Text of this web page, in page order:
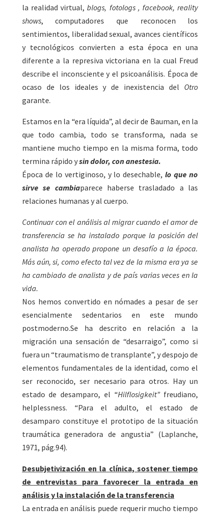
la realidad virtual,blogs, fotologs , facebook, reality
shows, computadores que reconocen los
sentimientos, liberalidad sexual, avances científicos
y tecnológicos convierten a esta época en una
diferente a la represiva victoriana en la cual Freud
describe el inconsciente y el psicoanálisis. Época de
ocaso de los ideales y de inexistencia del Otro
garante.
Estamos en la “era líquida”, al decir de Bauman, en la
que todo cambia, todo se transforma, nada se
mantiene mucho tiempo en la misma forma, todo
termina rápido ysin dolor, con anestesia.
Época de lo vertiginoso, y lo desechable,lo que no
sirve se cambiaparece haberse trasladado a las
relaciones humanas y al cuerpo.
Continuar con el análisis al migrar cuando el amor de
transferencia se ha instalado porque la posición del
analista ha operado propone un desafío a la época.
Más aún, si, como efecto tal vez de la misma era ya se
ha cambiado de analista y de país varias veces en la
vida.
Nos hemos convertido en nómades a pesar de ser
esencialmente sedentarios en este mundo
postmoderno.Se ha descrito en relación a la
migración una sensación de “desarraigo”, como si
fuera un “traumatismo de transplante”, y despojo de
elementos fundamentales de la identidad, como el
ser reconocido, ser necesario para otros. Hay un
estado de desamparo, el “Hilflosigkeit”freudiano,
helplessness. “Para el adulto, el estado de
desamparo constituye el prototipo de la situación
traumática generadora de angustia” (Laplanche,
1971, pág.94).
Desubjetivización en la clínica, sostener tiempo
de entrevistas para favorecer la entrada en
análisis y la instalación de la transferencia
La entrada en análisis puede requerir mucho tiempo